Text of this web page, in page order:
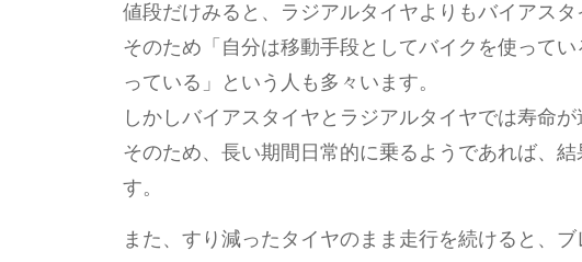
値段だけみると、ラジアルタイヤよりもバイアスタ
そのため「自分は移動手段としてバイクを使って
っている」という人も多々います。
しかしバイアスタイヤとラジアルタイヤでは寿命
そのため、長い期間日常的に乗るようであれば、
す。
また、すり減ったタイヤのまま走行を続けると、